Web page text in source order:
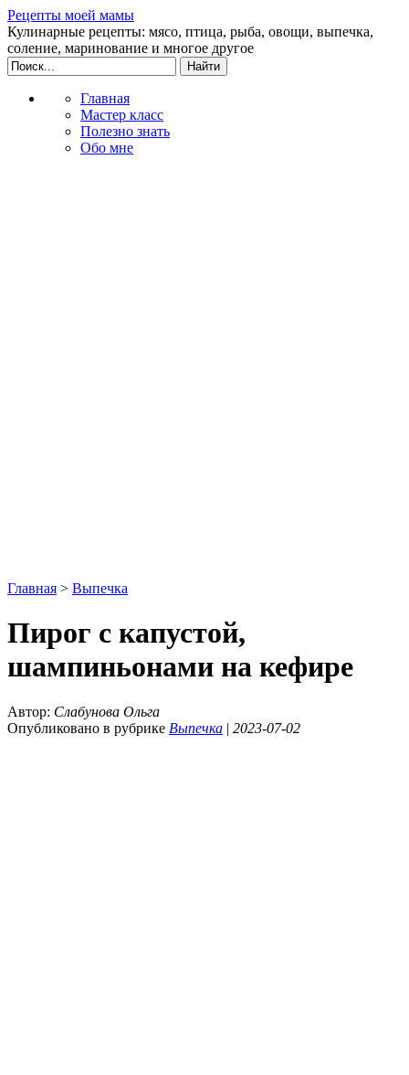
Рецепты моей мамы
Кулинарные рецепты: мясо, птица, рыба, овощи, выпечка,
соление, маринование и многое другое
Главная
Мастер класс
Полезно знать
Обо мне
Главная > Выпечка
Пирог с капустой,
шампиньонами на кефире
Автор: Слабунова Ольга
Опубликовано в рубрике Выпечка | 2023-07-02